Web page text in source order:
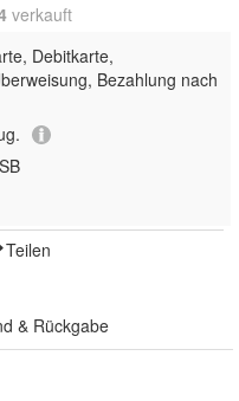
verkauft
Debitkarte,
Bezahlung nach
Teilen
& Rückgabe